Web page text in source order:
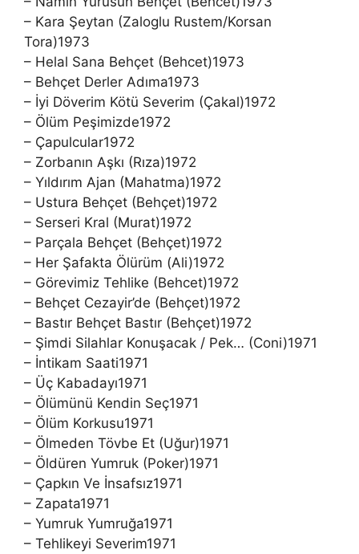
– Kara Şeytan (Zaloglu Rustem/Korsan
Tora)1973
– Helal Sana Behçet (Behcet)1973
– Behçet Derler Adıma1973
– İyi Döverim Kötü Severim (Çakal)1972
– Ölüm Peşimizde1972
– Çapulcular1972
– Zorbanın Aşkı (Rıza)1972
– Yıldırım Ajan (Mahatma)1972
– Ustura Behçet (Behçet)1972
– Serseri Kral (Murat)1972
– Parçala Behçet (Behçet)1972
– Her Şafakta Ölürüm (Ali)1972
– Görevimiz Tehlike (Behcet)1972
– Behçet Cezayir’de (Behçet)1972
– Bastır Behçet Bastır (Behçet)1972
– Şimdi Silahlar Konuşacak / Pek… (Coni)1971
– İntikam Saati1971
– Üç Kabadayı1971
– Ölümünü Kendin Seç1971
– Ölüm Korkusu1971
– Ölmeden Tövbe Et (Uğur)1971
– Öldüren Yumruk (Poker)1971
– Çapkın Ve İnsafsız1971
– Zapata1971
– Yumruk Yumruğa1971
– Tehlikeyi Severim1971